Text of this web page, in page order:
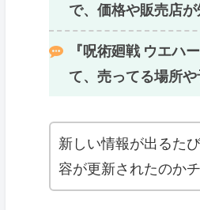
で、価格や販売店
『呪術廻戦 ウエハ
て、売ってる場所や
新しい情報が出るた
容が更新されたのか